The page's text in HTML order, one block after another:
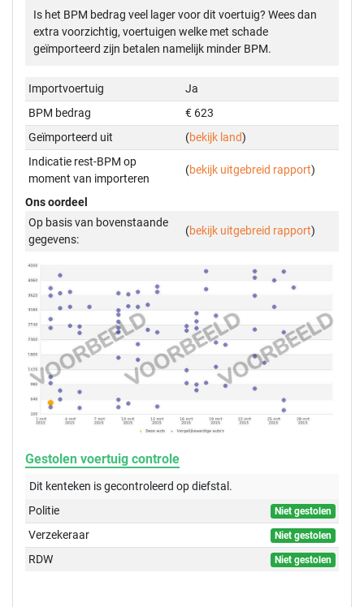
Is het BPM bedrag veel lager voor dit voertuig? Wees dan
extra voorzichtig, voertuigen welke met schade
geïmporteerd zijn betalen namelijk minder BPM.
Importvoertuig
Ja
BPM bedrag
€ 623
Geïmporteerd uit
(bekijk land)
Indicatie rest-BPM op
moment van importeren
(bekijk uitgebreid rapport)
Ons oordeel
Op basis van bovenstaande
gegevens:
(bekijk uitgebreid rapport)
Gestolen voertuig controle
Dit kenteken is gecontroleerd opdiefstal.
Politie
Niet gestolen
Verzekeraar Niet gestolen
RDW Niet gestolen